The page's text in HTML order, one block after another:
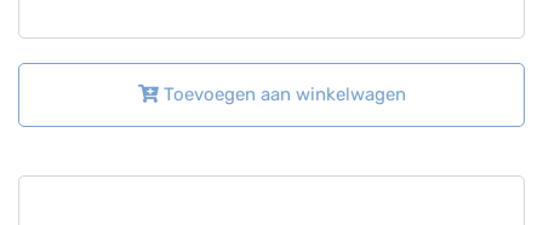
Toevoegen aan winkelwagen